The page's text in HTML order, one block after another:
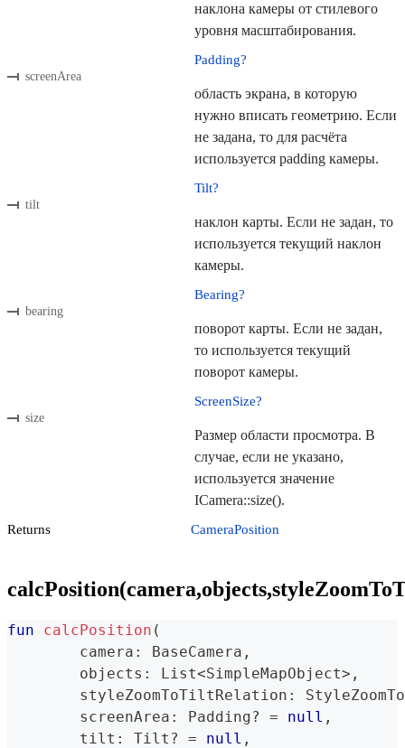
наклона камеры от стилевого
уровня масштабирования.
screenArea
Padding?
область экрана, в которую
нужно вписать геометрию. Если
не задана, то для расчёта
используется padding камеры.
tilt
Tilt?
наклон карты. Если не задан, то
используется текущий наклон
камеры.
bearing
Bearing?
поворот карты. Если не задан,
то используется текущий
поворот камеры.
size
ScreenSize?
Размер области просмотра. В
случае, если не указано,
используется значение
ICamera::size().
Returns CameraPosition
fun calcPosition (
	camera
: BaseCamera ,
	objects
: List<SimpleMapObject> ,
	styleZoomToTiltRelation
:
	screenArea
: Padding? = null ,
	tilt
: Tilt ? = null ,